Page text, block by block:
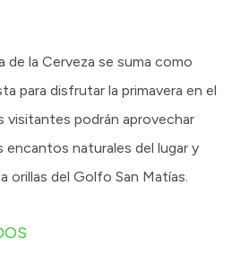
de la Cerveza se suma como
para disfrutar la primavera en el
visitantes podrán aprovechar
encantos naturales del lugar y
orillas del Golfo San Matías.